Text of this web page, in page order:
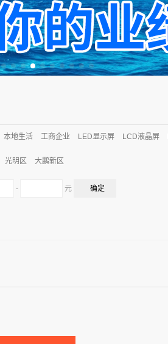
本地生活 工商企业 LED显示屏 LCD液晶屏
光明区 大鹏新区
- 元